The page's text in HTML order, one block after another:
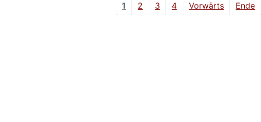
1 2 3 4 Vorwärts Ende